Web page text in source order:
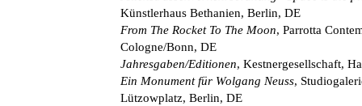
Künstlerhaus Bethanien, Berlin, DE
From The Rocket To The Moon, Parrotta
Cologne/Bonn, DE
Jahresgaben/Editionen, Kestnergesellschaft,
Ein Monument für Wolgang Neuss,
Lützowplatz, Berlin, DE